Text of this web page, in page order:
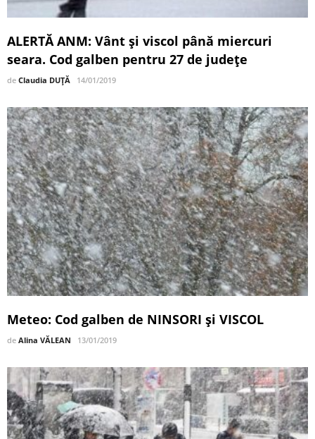
ALERTĂ ANM: Vânt şi viscol până miercuri
seara. Cod galben pentru 27 de judeţe
de Claudia DUȚĂ 14/01/2019
Meteo: Cod galben de NINSORI şi VISCOL
de Alina VĂLEAN 13/01/2019